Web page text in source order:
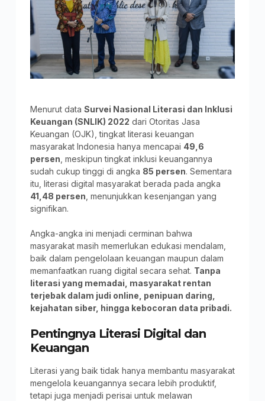
Menurut data Survei Nasional Literasi dan Inklusi
Keuangan (SNLIK) 2022 dari Otoritas Jasa
Keuangan (OJK), tingkat literasi keuangan
masyarakat Indonesia hanya mencapai 49,6
persen , meskipun tingkat inklusi keuangannya
sudah cukup tinggi di angka 85 persen. Sementara
itu, literasi digital masyarakat berada pada angka
41,48 persen , menunjukkan kesenjangan yang
signifikan.
Angka-angka ini menjadi cerminan bahwa
masyarakat masih memerlukan edukasi mendalam,
baik dalam pengelolaan keuangan maupun dalam
memanfaatkan ruang digital secara sehat. Tanpa
literasi yang memadai, masyarakat rentan
terjebak dalam judi online, penipuan daring,
kejahatan siber, hingga kebocoran data pribadi.
Pentingnya Literasi Digital dan
Keuangan
Literasi yang baik tidak hanya membantu masyarakat
mengelola keuangannya secara lebih produktif,
tetapi juga menjadi perisai untuk melawan